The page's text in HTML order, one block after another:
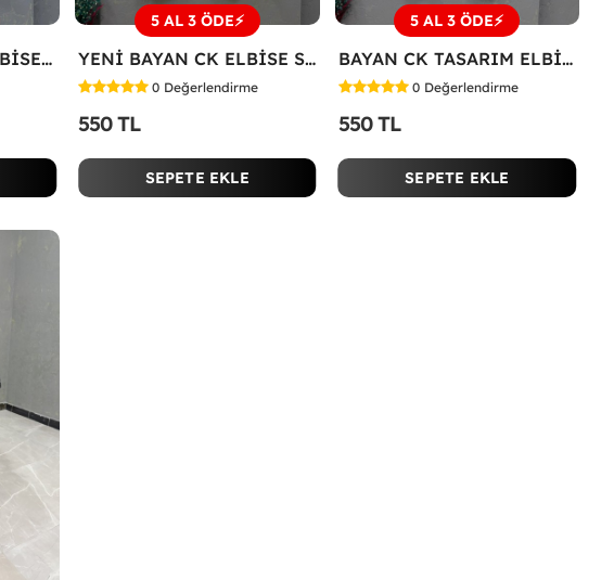
BAYAN PR BAYAN ELBİSE Somon
5 AL 3 ÖDE⚡
YENİ BAYAN CK ELBİSE Sarı
0 Değerlendirme
550 TL
SEPETE EKLE
5 AL 3 ÖDE⚡
BAYAN CK TASARIM ELBİSE Bej
0 Değerlendirme
550 TL
SEPETE EKLE